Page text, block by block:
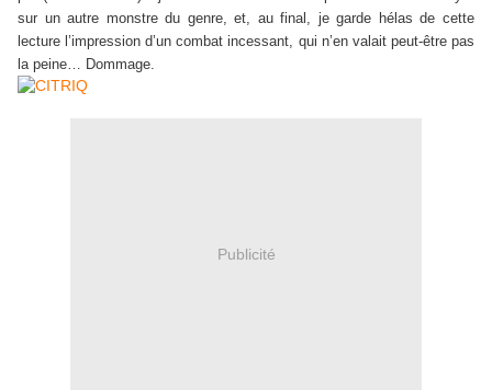
sur un autre monstre du genre, et, au final, je garde hélas de cette
lecture l’impression d’un combat incessant, qui n’en valait peut-être pas
la peine… Dommage.
Publicité